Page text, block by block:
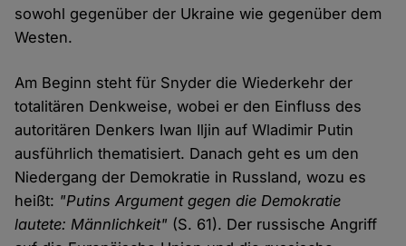
sowohl gegenüber der Ukraine wie gegenüber dem
Westen.
Am Beginn steht für Snyder die Wiederkehr der
totalitären Denkweise, wobei er den Einfluss des
autoritären Denkers Iwan Iljin auf Wladimir Putin
ausführlich thematisiert. Danach geht es um den
Niedergang der Demokratie in Russland, wozu es
heißt: "Putins Argument gegen die Demokratie
lautete: Männlichkeit" (S. 61). Der russische Angriff